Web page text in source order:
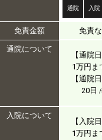
通院 入院
免責金額 免責
通院について
【通院
1万円ま
【通院
20日 /
入院について
【入院
1万円ま